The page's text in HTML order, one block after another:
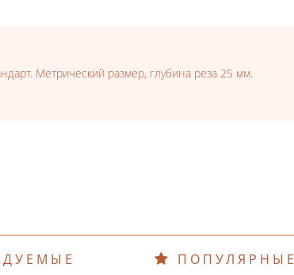
Метрический размер, глубина реза 25 мм.
ПОПУЛЯРНЫЕ